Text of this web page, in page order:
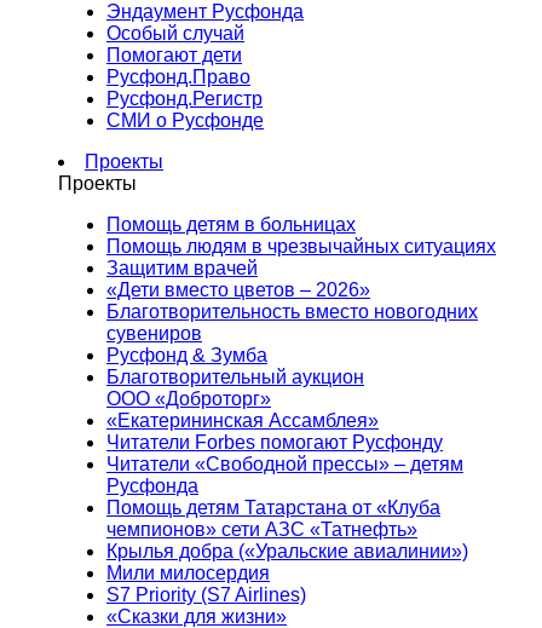
Эндаумент Русфонда
Особый случай
Помогают дети
Русфонд.Право
Русфонд.Регистр
СМИ о Русфонде
Проекты
Проекты
Помощь детям в больницах
Помощь людям в чрезвычайных ситуациях
Защитим врачей
«Дети вместо цветов – 2026»
Благотворительность вместо новогодних
сувениров
Русфонд & Зумба
Благотворительный аукцион
ООО «Доброторг»
«Екатерининская Ассамблея»
Читатели Forbes помогают Русфонду
Читатели «Свободной прессы» – детям
Русфонда
Помощь детям Татарстана от «Клуба
чемпионов» сети АЗС «Татнефть»
Крылья добра («Уральские авиалинии»)
Мили милосердия
S7 Priority (S7 Airlines)
«Сказки для жизни»